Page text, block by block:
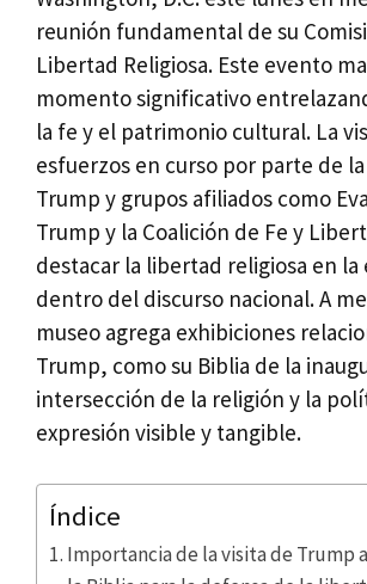
reunión fundamental de su
Libertad Religiosa. Este evento
momento significativo
la fe y el patrimonio cultural. La
esfuerzos en curso por parte de
Trump y grupos afiliados como
Trump y la Coalición de Fe y
destacar la libertad religiosa en la
dentro del discurso nacional. A
museo agrega exhibiciones
Trump, como su Biblia de la
intersección de la religión y la
expresión visible y tangible.
Índice
Importancia de la visita de Trump